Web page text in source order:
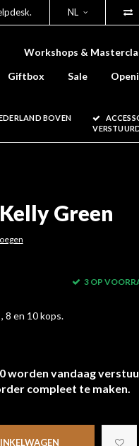
NL
Workshops &
Giftbox Sale
BOVEN
Green
3 OP
8 en 10 kops.
worden vandaag
compleet te maken.